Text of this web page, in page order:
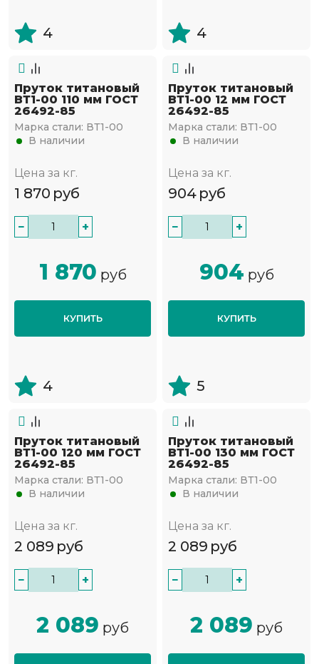
4 4
Пруток титановый
ВТ1-00 110 мм ГОСТ
26492-85
Марка стали: ВТ1-00
В наличии
Цена за кг.
1 870 руб
− +
1 870 руб
КУПИТЬ
4
Пруток титановый
ВТ1-00 12 мм ГОСТ
26492-85
Марка стали: ВТ1-00
В наличии
Цена за кг.
904 руб
− +
904 руб
КУПИТЬ
5
Пруток титановый
ВТ1-00 120 мм ГОСТ
26492-85
Марка стали: ВТ1-00
В наличии
Цена за кг.
2 089 руб
− +
2 089 руб
Пруток титановый
ВТ1-00 130 мм ГОСТ
26492-85
Марка стали: ВТ1-00
В наличии
Цена за кг.
2 089 руб
− +
2 089 руб